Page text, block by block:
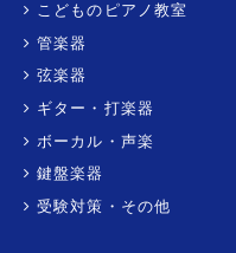
こどものピアノ教室
管楽器
弦楽器
ギター・打楽器
ボーカル・声楽
鍵盤楽器
受験対策・その他